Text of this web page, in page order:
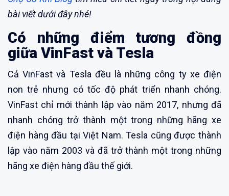
bài viết dưới đây nhé!
Có những điểm tương đồng
giữa VinFast và Tesla
Cả VinFast và Tesla đều là những công ty xe điện
non trẻ nhưng có tốc độ phát triển nhanh chóng.
VinFast chỉ mới thành lập vào năm 2017, nhưng đã
nhanh chóng trở thành một trong những hãng xe
điện hàng đầu tại Việt Nam. Tesla cũng được thành
lập vào năm 2003 và đã trở thành một trong những
hãng xe điện hàng đầu thế giới.